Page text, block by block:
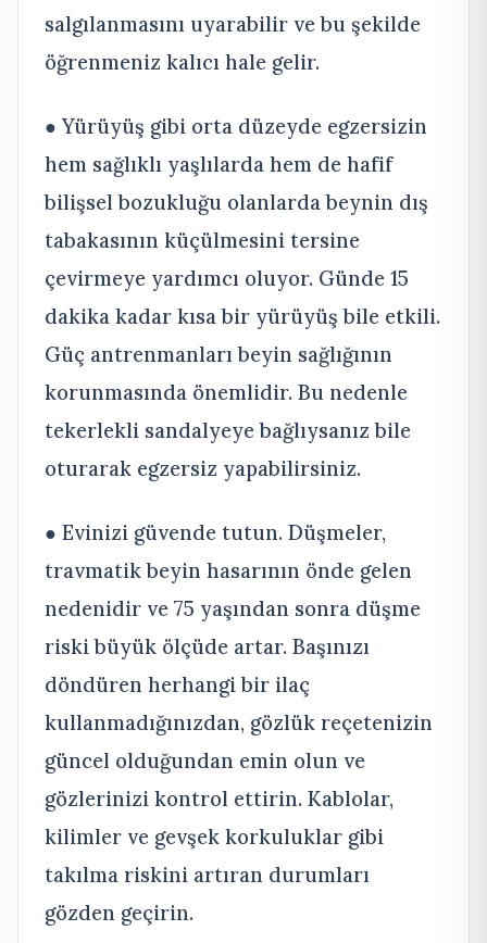
salgılanmasını uyarabilir ve bu şekilde
öğrenmeniz kalıcı hale gelir.
● Yürüyüş gibi orta düzeyde egzersizin
hem sağlıklı yaşlılarda hem de hafif
bilişsel bozukluğu olanlarda beynin dış
tabakasının küçülmesini tersine
çevirmeye yardımcı oluyor. Günde 15
dakika kadar kısa bir yürüyüş bile etkili.
Güç antrenmanları beyin sağlığının
korunmasında önemlidir. Bu nedenle
tekerlekli sandalyeye bağlıysanız bile
oturarak egzersiz yapabilirsiniz.
● Evinizi güvende tutun. Düşmeler,
travmatik beyin hasarının önde gelen
nedenidir ve 75 yaşından sonra düşme
riski büyük ölçüde artar. Başınızı
döndüren herhangi bir ilaç
kullanmadığınızdan, gözlük reçetenizin
güncel olduğundan emin olun ve
gözlerinizi kontrol ettirin. Kablolar,
kilimler ve gevşek korkuluklar gibi
takılma riskini artıran durumları
gözden geçirin.